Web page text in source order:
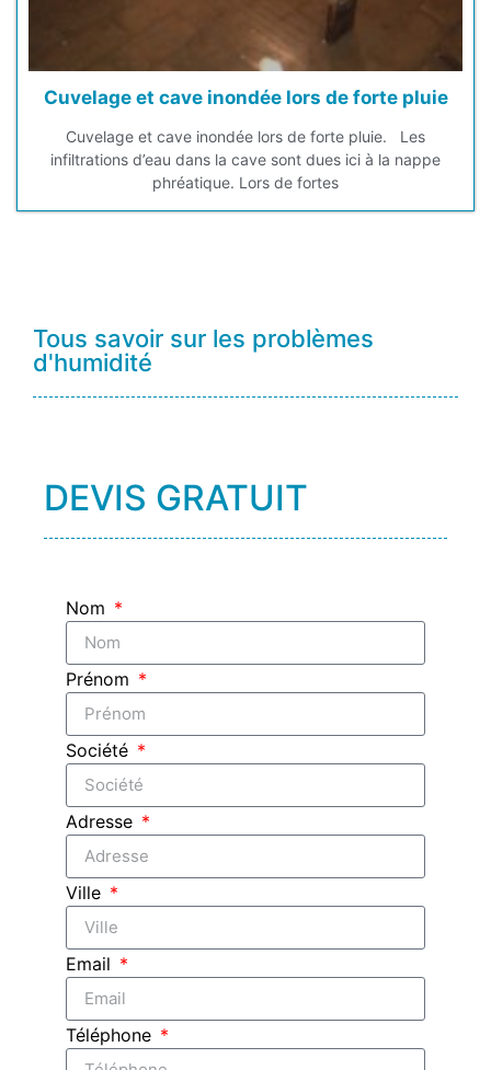
Cuvelage et cave inondée lors de forte pluie
Cuvelage et cave inondée lors de forte pluie. Les
infiltrations d’eau dans la cave sont dues ici à la nappe
phréatique. Lors de fortes
Tous savoir sur les problèmes
d'humidité
DEVIS GRATUIT
Nom
Prénom
Société
Adresse
Ville
Email
Téléphone